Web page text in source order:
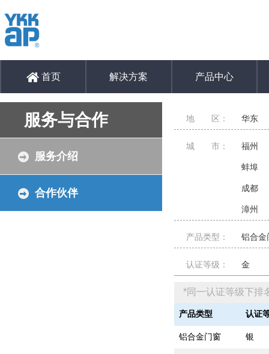
首页 解决方案 产品中心
服务与合作
服务介绍
合作伙伴
地 区： 华东
城 市： 福州
蚌埠
成都
漳州
产品类型： 铝合金
认证等级： 金
*同一认证等级下排
产品类型 认证
铝合金门窗 银